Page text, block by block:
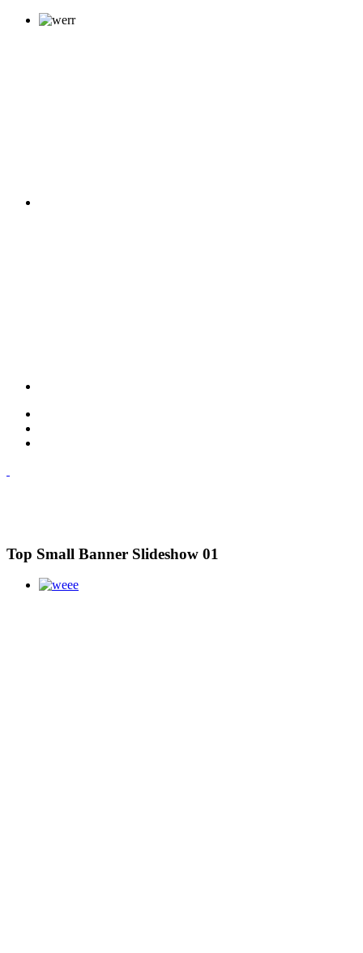
Top Small Banner Slideshow 01